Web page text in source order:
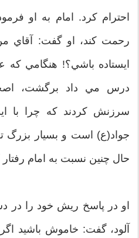
احترام كرد. امام به او
رحمت كند، او گفت: آقاي
ايستاده باشي؟! هنگامي
درس مي داد برگشت،
سرزنش كردند كه چرا با
جواد(ع) است و بسيار بزرگ
حال چنين نسبت به امام
او در پاسخ ريش خود را در
آلود، گفت: خاموش باشيد